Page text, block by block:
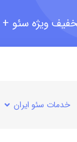
خدمات سئو ایران